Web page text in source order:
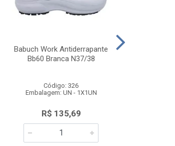
Babuch Work Antiderrapante
Bb60 Branca N37/38
Código: 326
Embalagem: UN - 1X1UN
R$ 135,69